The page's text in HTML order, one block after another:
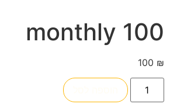
100 monthly
100 ₪